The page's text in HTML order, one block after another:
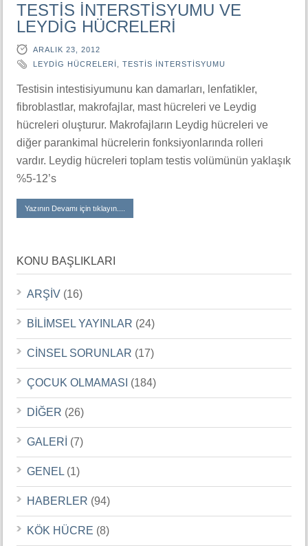
TESTİS İNTERSTİSYUMU VE
LEYDİG HÜCRELERİ
ARALIK 23, 2012
LEYDİG HÜCRELERİ
TESTİS İNTERSTİSYUMU
Testisin intestisiyumunu kan damarları, lenfatikler,
fibroblastlar, makrofajlar, mast hücreleri ve Leydig
hücreleri oluşturur. Makrofajların Leydig hücreleri ve
diğer parankimal hücrelerin fonksiyonlarında rolleri
vardır. Leydig hücreleri toplam testis volümünün yaklaşık
%5-12’s
Yazının Devamı için tıklayın....
KONU BAŞLIKLARI
ARŞİV (16)
BİLİMSEL YAYINLAR (24)
CİNSEL SORUNLAR (17)
ÇOCUK OLMAMASI (184)
DİĞER (26)
GALERİ (7)
GENEL (1)
HABERLER (94)
KÖK HÜCRE (8)